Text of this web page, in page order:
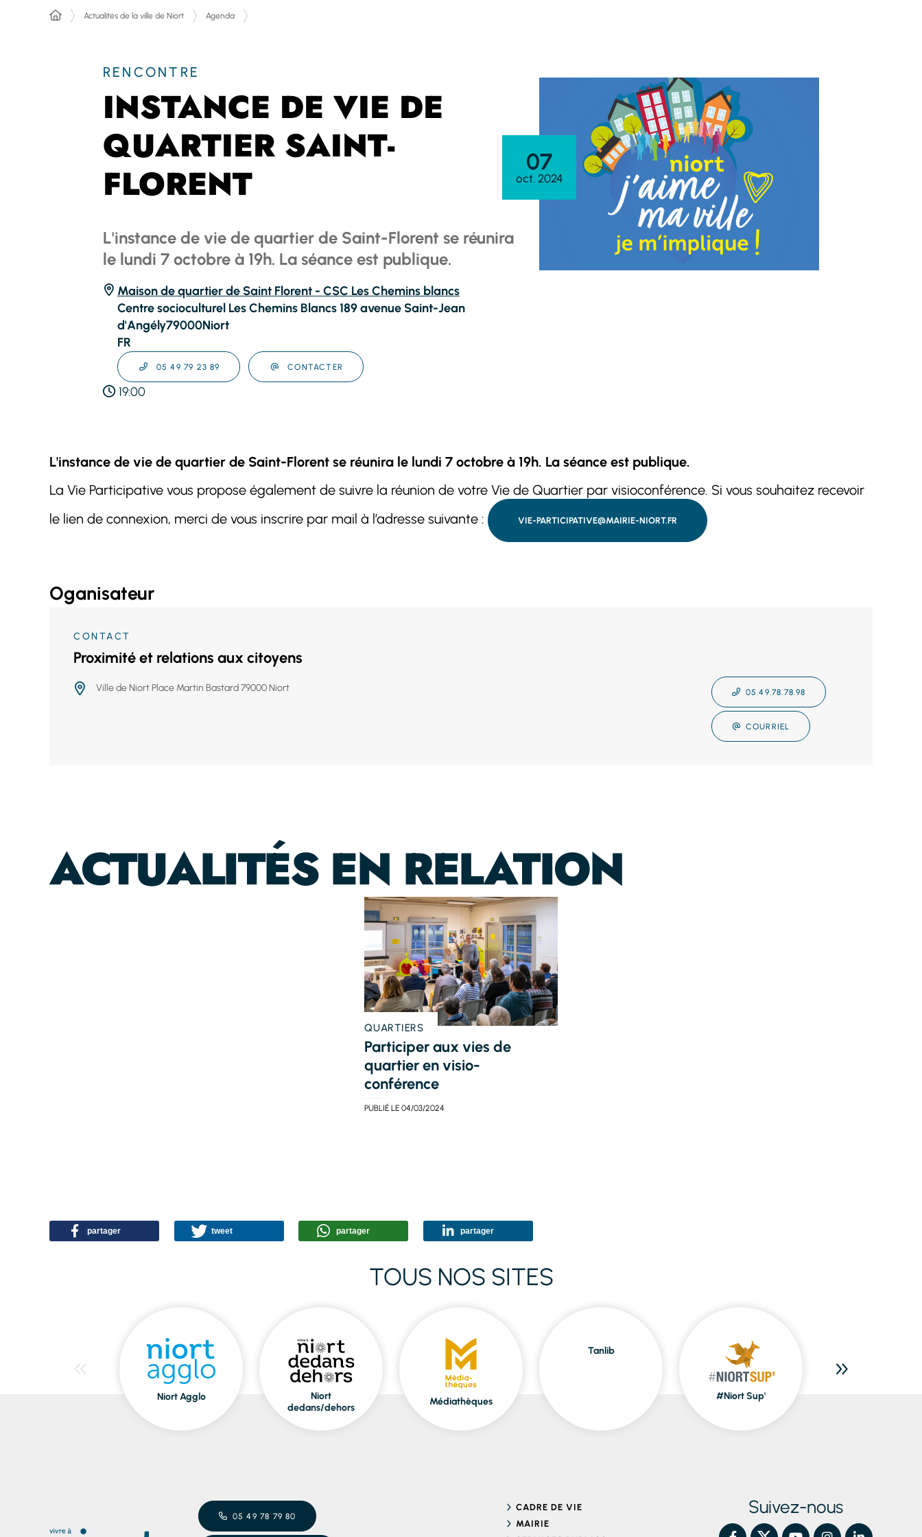
Actualités de la ville de Niort Agenda
RENCONTRE
INSTANCE DE VIE DE
QUARTIER SAINT-
FLORENT
L'instance de vie de quartier de Saint-Florent se réunira
le lundi 7 octobre à 19h. La séance est publique.
Maison de quartier de Saint Florent - CSC Les Chemins blancs
Centre socioculturel Les Chemins Blancs 189 avenue Saint-Jean
d'Angély79000Niort
FR
05 49 79 23 89 CONTACTER
19:00
07
oct. 2024
L'instance de vie de quartier de Saint-Florent se réunira le lundi 7 octobre à 19h. La séance est publique.
La Vie Participative vous propose également de suivre la réunion de votre Vie de Quartier par visioconférence. Si vous souhaitez recevoir
le lien de connexion, merci de vous inscrire par mail à l’adresse suivante :
VIE-PARTICIPATIVE@MAIRIE-NIORT.FR
Oganisateur
CONTACT
Proximité et relations aux citoyens
Ville de Niort Place Martin Bastard 79000 Niort 05.49.78.78.98
COURRIEL
ACTUALITÉS EN RELATION
QUARTIERS
Participer aux vies de
quartier en visio-
conférence
PUBLIÉ LE 04/03/2024
partager tweet partager partager
TOUS NOS SITES
Niort Agglo
Niort
dedans/dehors
Médiathèques
Tanlib
#Niort Sup'
05 49 78 79 80
CADRE DE VIE
MAIRIE
Suivez-nous